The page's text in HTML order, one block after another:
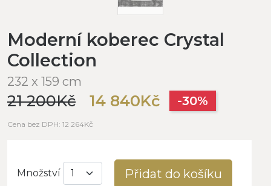
Moderní koberec Crystal
Collection
232 x 159 cm
21 200Kč 14 840Kč -30%
Cena bez DPH: 12 264Kč
Množství Přidat do košíku